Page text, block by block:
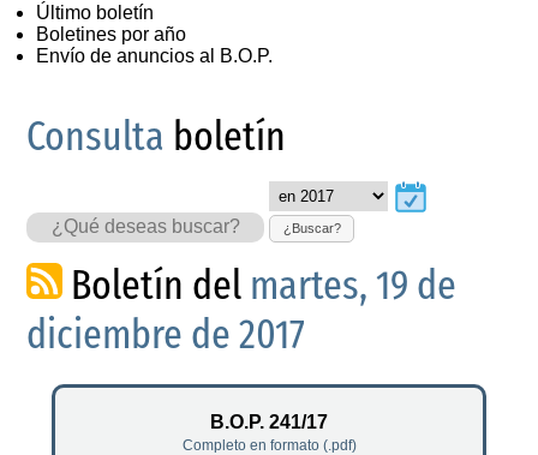
Último boletín
Boletines por año
Envío de anuncios al B.O.P.
Consulta boletín
¿Buscar?
Boletín del martes, 19 de
diciembre de 2017
B.O.P. 241/17
Completo en formato (.pdf)